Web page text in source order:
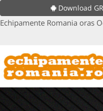
Download
Echipamente Romania oras